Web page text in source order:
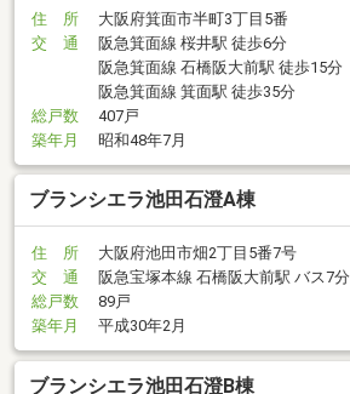
住 所
大阪府箕面市半町3丁目5番
交 通
阪急箕面線 桜井駅 徒歩6分
阪急箕面線 石橋阪大前駅 徒歩15分
阪急箕面線 箕面駅 徒歩35分
総戸数
407戸
築年月
昭和48年7月
ブランシエラ池田石澄A棟
住 所
大阪府池田市畑2丁目5番7号
交 通
阪急宝塚本線 石橋阪大前駅 バス7分
総戸数
89戸
築年月
平成30年2月
ブランシエラ池田石澄B棟